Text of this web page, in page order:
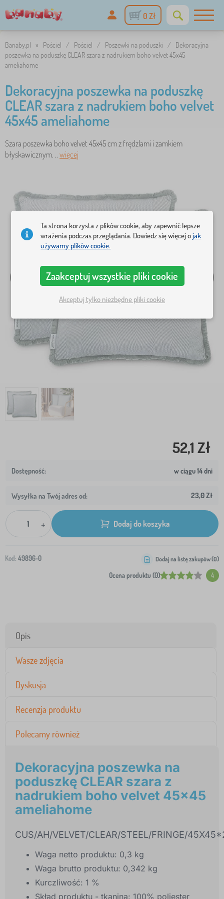
0 Zł
Banaby.pl » Pościel / Pościel / Poszewki na poduszki /
Dekoracyjna
poszewka na poduszkę CLEAR szara z nadrukiem boho velvet 45x45
ameliahome
Dekoracyjna poszewka na poduszkę
CLEAR szara z nadrukiem boho velvet
45x45 ameliahome
Szara poszewka boho velvet 45x45 cm z frędzlami i zamkiem
błyskawicznym. .. więcej
52,1 Zł
w ciągu 14 dni
Wysyłka na Twój adres od: 23,0 Zł
- + Dodaj do koszyka
Kod: 49896-0
Ocena produktu (0) 4
Dodaj na listę zakupów (0)
Opis
Wasze zdjęcia
Dyskusja
Recenzja produktu
Polecamy również
Dekoracyjna poszewka na
poduszkę CLEAR szara z
nadrukiem boho velvet 45x45
ameliahome
CUS/AH/VELVET/CLEAR/STEEL/FRINGE/
Waga netto produktu: 0,3 kg
Waga brutto produktu: 0,342 kg
Kurczliwość: 1 %
Skład produktu - tkanina: 100% poliester
Ta strona korzysta z plików cookie, aby zapewnić lepsze
wrażenia podczas przeglądania. Dowiedz się więcej ojak
używamy plików cookie.
Zaakceptuj wszystkie pliki cookie
Akceptuj tylko niezbędne pliki cookie